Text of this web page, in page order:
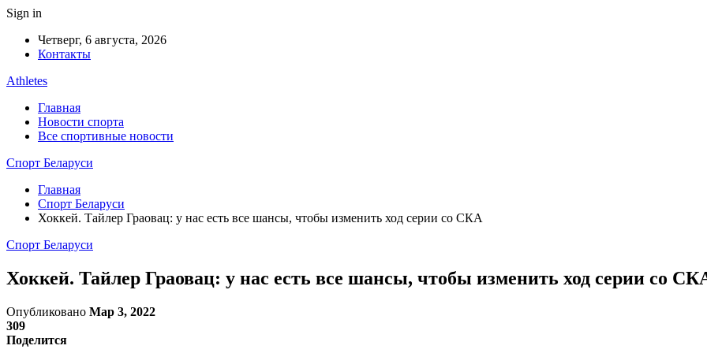
Sign in
Четверг, 6 августа, 2026
Контакты
Athletes
Главная
Новости спорта
Все спортивные новости
Спорт Беларуси
Главная
Спорт Беларуси
Хоккей. Тайлер Граовац: у нас есть все шансы, чтобы изменить ход серии со СКА
Спорт Беларуси
Хоккей. Тайлер Граовац: у нас есть все шансы, чтобы изменить ход серии со
Опубликовано Мар 3, 2022
309
Поделится